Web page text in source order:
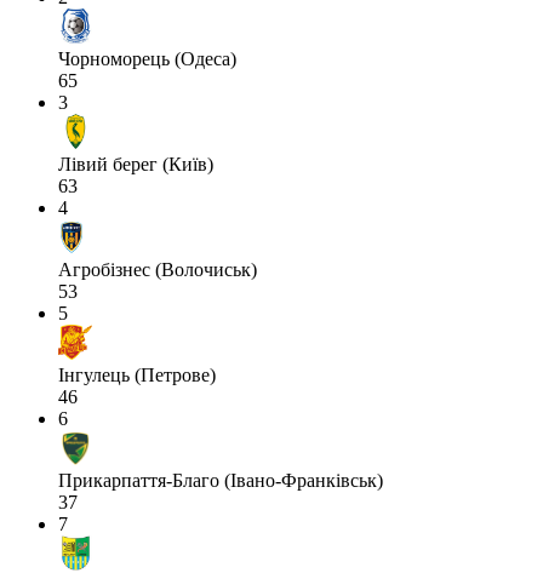
Чорноморець (Одеса)
65
3
Лівий берег (Київ)
63
4
Агробізнес (Волочиськ)
53
5
Інгулець (Петрове)
46
6
Прикарпаття-Благо (Івано-Франківськ)
37
7